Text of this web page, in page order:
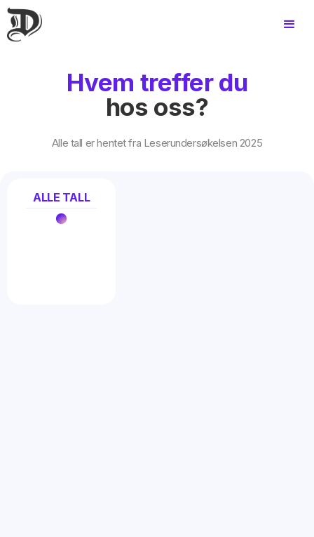
Hvem treffer du
hos oss?
Alle tall er hentet fra Leserundersøkelsen 2025
ALLE TALL